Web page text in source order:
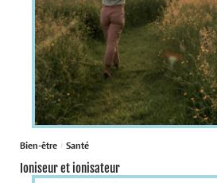
Bien-être Santé
Ioniseur et ionisateur